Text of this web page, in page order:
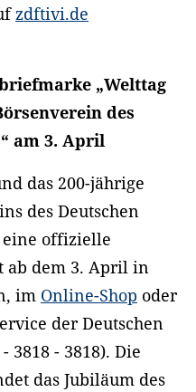
zdftivi.de
„Welttag
des
am 3. April
das 200-jährige
des Deutschen
eine offizielle
ab dem 3. April in
im Online-Shop oder
der Deutschen
3818 - 3818). Die
das Jubiläum des